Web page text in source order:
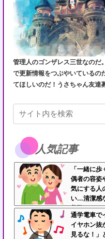
管理人のゴンザレス三世なのだ
で更新情報をつぶやいているの
てほしいのだ！うさちゃん友達
人気記事
「一緒に
偶者の容姿
気にする人
い…清潔感
美醜でパー
通学電車で
イヤホン抜
見るな！